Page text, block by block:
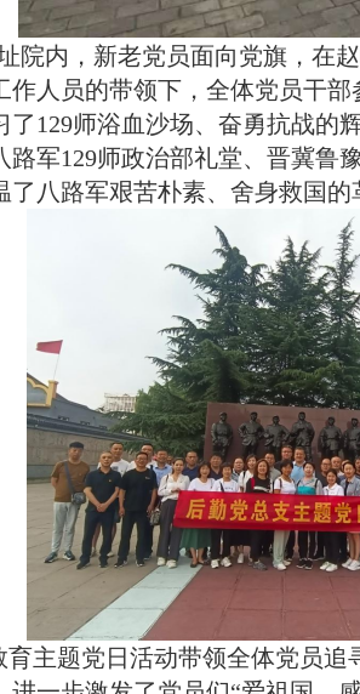
院内，新老党员面向党旗，在
作人员的带领下，全体党员干
了129师浴血沙场、奋勇抗战的
路军129师政治部礼堂、晋冀鲁
了八路军艰苦朴素、舍身救国的
育主题党日活动带领全体党员